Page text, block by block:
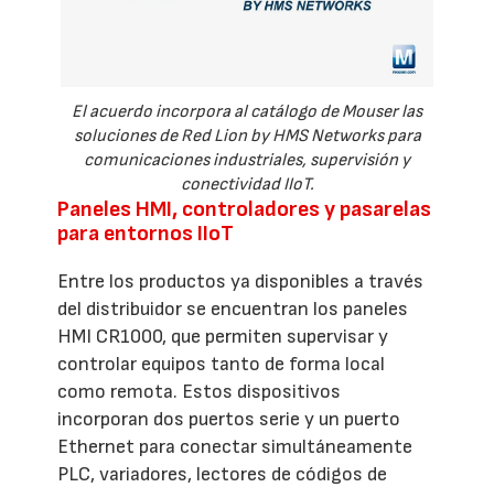
El acuerdo incorpora al catálogo de Mouser las
soluciones de Red Lion by HMS Networks para
comunicaciones industriales, supervisión y
conectividad IIoT.
Paneles HMI, controladores y pasarelas
para entornos IIoT
Entre los productos ya disponibles a través
del distribuidor se encuentran los paneles
HMI CR1000, que permiten supervisar y
controlar equipos tanto de forma local
como remota. Estos dispositivos
incorporan dos puertos serie y un puerto
Ethernet para conectar simultáneamente
PLC, variadores, lectores de códigos de